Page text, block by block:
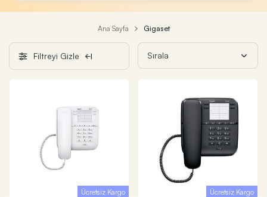
Ana Sayfa Gigaset
Filtreyi Gizle
Ücretsiz Kargo Ücretsiz Kargo